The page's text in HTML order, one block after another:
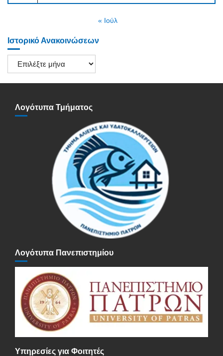
« Ιούλ
Ιστορικό Ανακοινώσεων
Ιστορικό
Ανακοινώσεων
Λογότυπα Τμήματος
Λογότυπα Πανεπιστημίου
Υπηρεσίες για Φοιτητές